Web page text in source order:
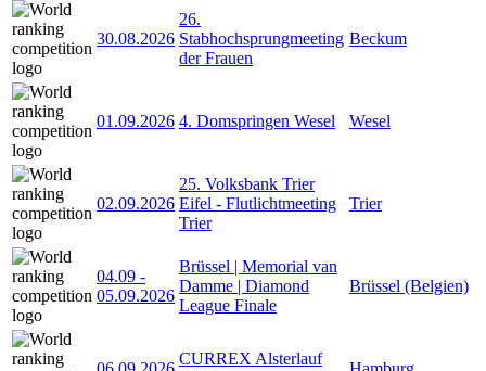
30.08.2026
26.
Stabhochsprungmeeting
der Frauen
Beckum
01.09.2026 4. Domspringen Wesel Wesel
02.09.2026
25. Volksbank Trier
Eifel - Flutlichtmeeting
Trier
Trier
04.09 -
05.09.2026
Brüssel | Memorial van
Damme | Diamond
League Finale
Brüssel (Belgien)
CURREX Alsterlauf